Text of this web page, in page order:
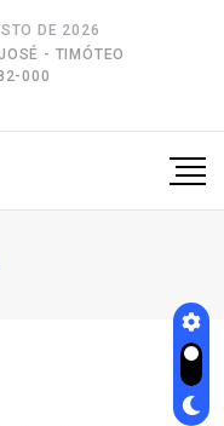
DE 2026
- TIMÓTEO
000